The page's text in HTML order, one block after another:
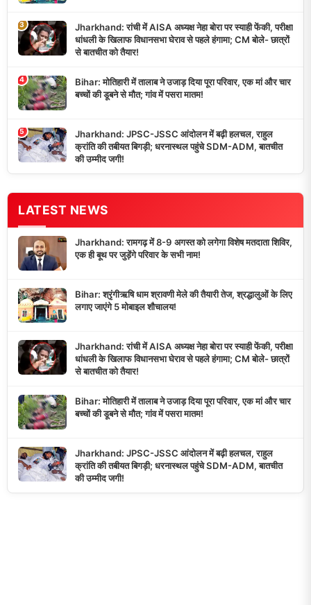
3
Jharkhand: रांची में AISA अध्यक्ष नेहा बोरा पर स्याही फेंकी, परीक्षा
धांधली के खिलाफ विधानसभा घेराव से पहले हंगामा; CM बोले- छात्रों
से बातचीत को तैयार!
4
Bihar: मोतिहारी में तालाब ने उजाड़ दिया पूरा परिवार, एक मां और चार
बच्चों की डूबने से मौत; गांव में पसरा मातम!
5
Jharkhand: JPSC-JSSC आंदोलन में बढ़ी हलचल, राहुल
क्रांति की तबीयत बिगड़ी; धरनास्थल पहुंचे SDM-ADM, बातचीत
की उम्मीद जगी!
LATEST NEWS
Jharkhand: रामगढ़ में 8-9 अगस्त को लगेगा विशेष मतदाता शिविर,
एक ही बूथ पर जुड़ेंगे परिवार के सभी नाम!
Bihar: श्रृंगीऋषि धाम श्रावणी मेले की तैयारी तेज, श्रद्धालुओं के लिए
लगाए जाएंगे 5 मोबाइल शौचालय!
Jharkhand: रांची में AISA अध्यक्ष नेहा बोरा पर स्याही फेंकी, परीक्षा
धांधली के खिलाफ विधानसभा घेराव से पहले हंगामा; CM बोले- छात्रों
से बातचीत को तैयार!
Bihar: मोतिहारी में तालाब ने उजाड़ दिया पूरा परिवार, एक मां और चार
बच्चों की डूबने से मौत; गांव में पसरा मातम!
Jharkhand: JPSC-JSSC आंदोलन में बढ़ी हलचल, राहुल
क्रांति की तबीयत बिगड़ी; धरनास्थल पहुंचे SDM-ADM, बातचीत
की उम्मीद जगी!